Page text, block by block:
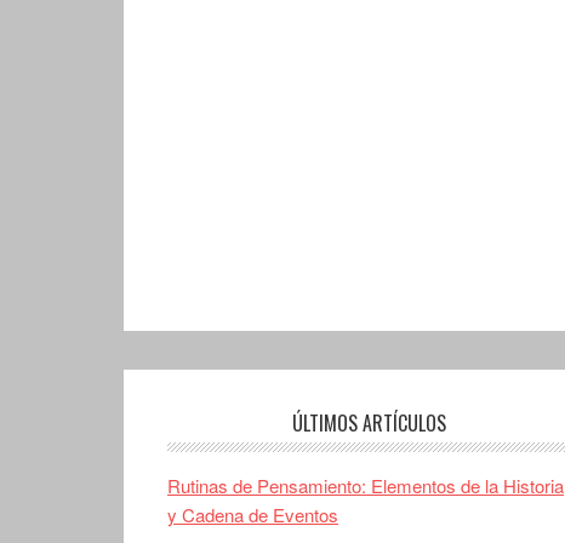
ÚLTIMOS ARTÍCULOS
Rutinas de Pensamiento: Elementos de la Historia
y Cadena de Eventos